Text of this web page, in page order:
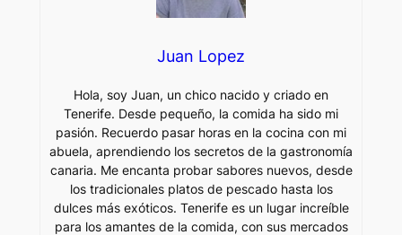
Juan Lopez
Hola, soy Juan, un chico nacido y criado en
Tenerife. Desde pequeño, la comida ha sido mi
pasión. Recuerdo pasar horas en la cocina con mi
abuela, aprendiendo los secretos de la gastronomía
canaria. Me encanta probar sabores nuevos, desde
los tradicionales platos de pescado hasta los
dulces más exóticos. Tenerife es un lugar increíble
para los amantes de la comida, con sus mercados